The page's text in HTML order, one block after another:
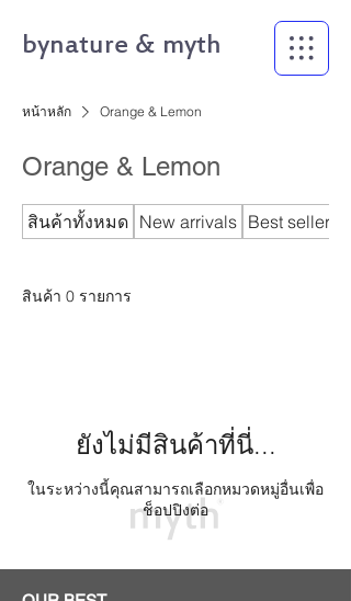
bynature & myth
หน้าหลัก Orange & Lemon
Orange & Lemon
สินค้าทั้งหมด New arrivals Best seller
สินค้า 0 รายการ
ยังไม่มีสินค้าที่นี่...
ในระหว่างนี้คุณสามารถเลือกหมวดหมู่อื่นเพื่อ
ช็อปปิงต่อ